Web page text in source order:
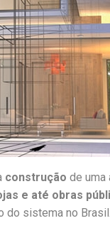
construção de uma
e até obras
do sistema no Brasil.